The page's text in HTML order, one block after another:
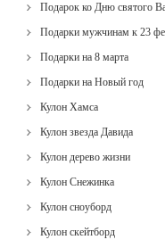
Подарок ко Дню святого
Подарки мужчинам к 23
Подарки на 8 марта
Подарки на Новый год
Кулон Хамса
Кулон звезда Давида
Кулон дерево жизни
Кулон Снежинка
Кулон сноуборд
Кулон скейтборд